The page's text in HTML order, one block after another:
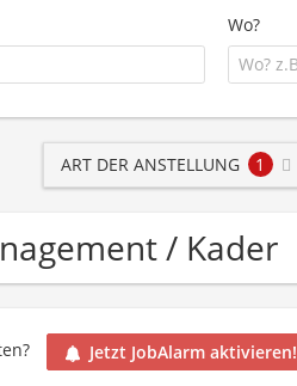
Wo?
ART DER ANSTELLUNG 1
/ Kader
Jetzt JobAlarm aktivieren!